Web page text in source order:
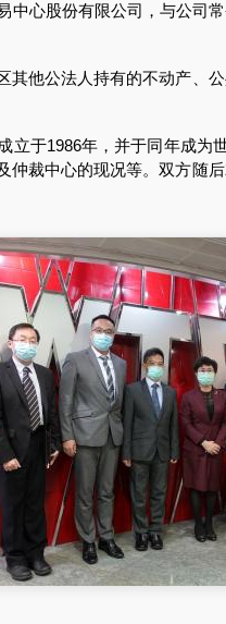
股份有限公司，与公司
公法人持有的不动产、
1986年，并于同年成为
裁中心的现况等。双方